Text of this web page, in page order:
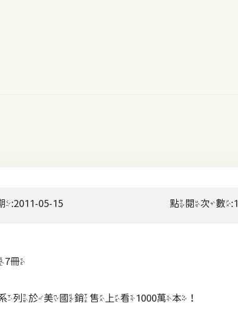
05-15 點閱次數:1
冊
於美國銷售上看1000萬本！